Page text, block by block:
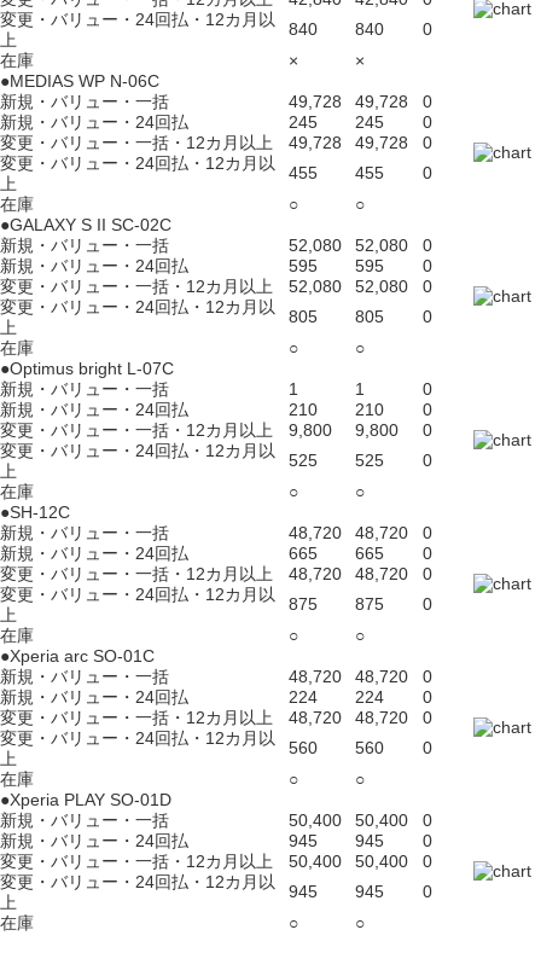
変更・バリュー・24回払・12カ月以
上
840 840
0
在庫
×
×
●MEDIAS WP N-06C
新規・バリュー・一括
49,728 49,728
0
新規・バリュー・24回払
245 245
0
変更・バリュー・一括・12カ月以上
49,728 49,728
0
変更・バリュー・24回払・12カ月以
上
455 455
0
在庫
○
○
●GALAXY S II SC-02C
新規・バリュー・一括
52,080 52,080
0
新規・バリュー・24回払
595 595
0
変更・バリュー・一括・12カ月以上
52,080 52,080
0
変更・バリュー・24回払・12カ月以
上
805 805
0
在庫
○
○
●Optimus bright L-07C
新規・バリュー・一括
1 1
0
新規・バリュー・24回払
210 210
0
変更・バリュー・一括・12カ月以上
9,800 9,800
0
変更・バリュー・24回払・12カ月以
上
525 525
0
在庫
○
○
●SH-12C
新規・バリュー・一括
48,720 48,720
0
新規・バリュー・24回払
665 665
0
変更・バリュー・一括・12カ月以上
48,720 48,720
0
変更・バリュー・24回払・12カ月以
上
875 875
0
在庫
○
○
●Xperia arc SO-01C
新規・バリュー・一括
48,720 48,720
0
新規・バリュー・24回払
224 224
0
変更・バリュー・一括・12カ月以上
48,720 48,720
0
変更・バリュー・24回払・12カ月以
上
560 560
0
在庫
○
○
●Xperia PLAY SO-01D
新規・バリュー・一括
50,400 50,400
0
新規・バリュー・24回払
945 945
0
変更・バリュー・一括・12カ月以上
50,400 50,400
0
変更・バリュー・24回払・12カ月以
上
945 945
0
在庫
○ ○